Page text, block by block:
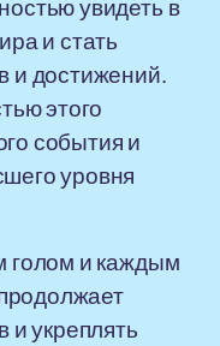
увидеть в
и стать
и достижений.
этого
события и
уровня
голом и каждым
и укреплять